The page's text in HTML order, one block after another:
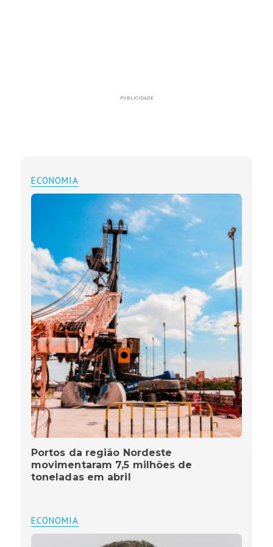
PUBLICIDADE
ECONOMIA
Portos da região Nordeste
movimentaram 7,5 milhões de
toneladas em abril
ECONOMIA